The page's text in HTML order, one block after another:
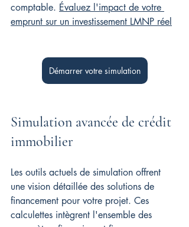
comptable. Évaluez l'impact de votre
emprunt sur un investissement LMNP réel
Démarrer votre simulation
Simulation avancée de crédit
immobilier
Les outils actuels de simulation offrent
une vision détaillée des solutions de
financement pour votre projet. Ces
calculettes intègrent l'ensemble des